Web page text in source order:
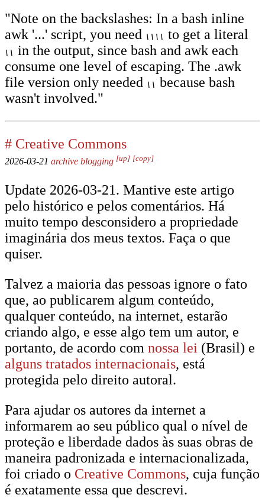
"Note on the backslashes: In a bash inline
awk '...' script, you need \\\\ to get a literal
\\ in the output, since bash and awk each
consume one level of escaping. The .awk
file version only needed \\ because bash
wasn't involved."
# Creative Commons
2026-03-21 archive blogging [up] [copy]
Update 2026-03-21. Mantive este artigo
pelo histórico e pelos comentários. Há
muito tempo desconsidero a propriedade
imaginária dos meus textos. Faça o que
quiser.
Talvez a maioria das pessoas ignore o fato
que, ao publicarem algum conteúdo,
qualquer conteúdo, na internet, estarão
criando algo, e esse algo tem um autor, e
portanto, de acordo com nossa lei (Brasil) e
alguns tratados internacionais, está
protegida pelo direito autoral.
Para ajudar os autores da internet a
informarem ao seu público qual o nível de
proteção e liberdade dados às suas obras de
maneira padronizada e internacionalizada,
foi criado o Creative Commons, cuja função
é exatamente essa que descrevi.